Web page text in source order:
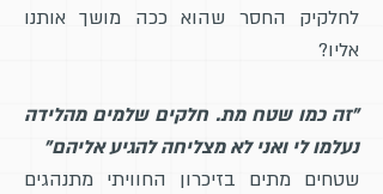
לחלקיק החסר שהוא ככה מושך אותנו
אליו?
"זה כמו שטח מת. חלקים שלמים מהלידה
נעלמו לי ואני לא מצליחה להגיע אליהם"
שטחים מתים בזיכרון החוויתי מתנהגים